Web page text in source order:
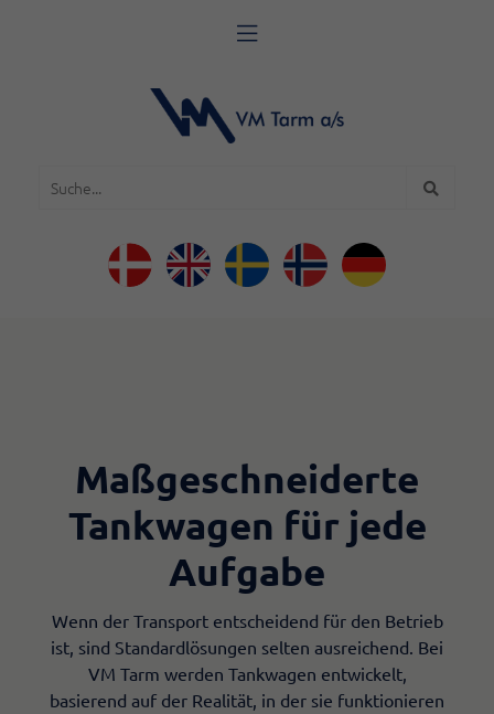

Maßgeschneiderte
Tankwagen für jede
Aufgabe
​Wenn der Transport entscheidend für den Betrieb
ist, sind Standardlösungen selten ausreichend. Bei
VM Tarm werden Tankwagen entwickelt,
basierend auf der Realität, in der sie funktionieren